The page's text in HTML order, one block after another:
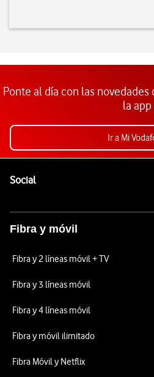
Ponte al día con las
la app
Ir a Mi
SocialEnlaces a las redes sociales
Fibra y móvil
Fibra y 2 líneas móvil + TV
Fibra y 3 líneas móvil
Fibra y 4 líneas móvil
Fibra y móvil ilimitado
Fibra Móvil y Netflix